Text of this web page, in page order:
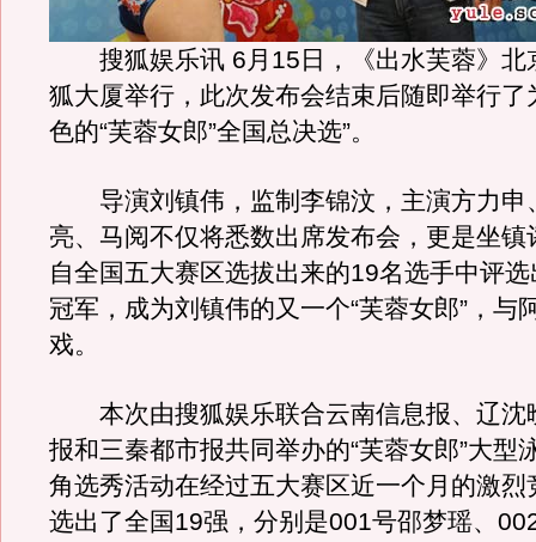
搜狐娱乐讯 6月15日，《出水芙蓉》北
狐大厦举行，此次发布会结束后随即举行了
色的“芙蓉女郎”全国总决选”。
导演刘镇伟，监制李锦汶，主演方力申
亮、马阅不仅将悉数出席发布会，更是坐镇
自全国五大赛区选拔出来的19名选手中评
冠军，成为刘镇伟的又一个“芙蓉女郎”，与
戏。
本次由搜狐娱乐联合云南信息报、辽沈
报和三秦都市报共同举办的“芙蓉女郎”大型
角选秀活动在经过五大赛区近一个月的激烈
选出了全国19强，分别是001号邵梦瑶、